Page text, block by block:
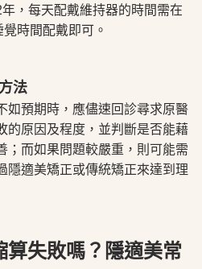
，每天配戴維持器的時間需在
時間配戴即可。
法
如預期時，應儘速回診尋求原醫
的原因及程度，並判斷是否能藉
；而如果問題較嚴重，則可能需
隱適美矯正或傳統矯正來達到理
算失敗嗎？隱適美​​常